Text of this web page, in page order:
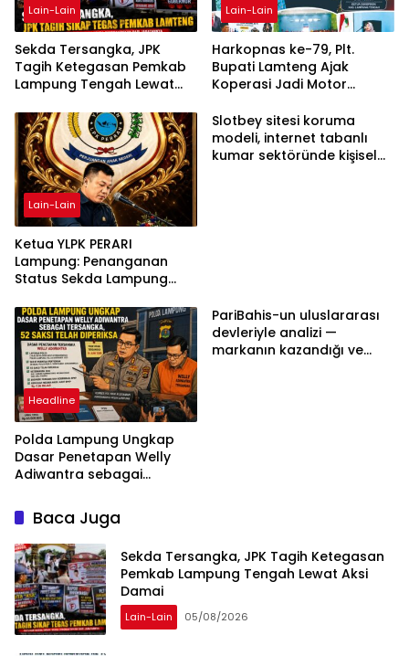
Lain-Lain
Sekda Tersangka, JPK
Tagih Ketegasan Pemkab
Lampung Tengah Lewat
Lain-Lain
Harkopnas ke-79, Plt.
Bupati Lamteng Ajak
Koperasi Jadi Motor
Lain-Lain
Ketua YLPK PERARI
Lampung: Penanganan
Status Sekda Lampung
Berdasarkan Aturan,
Bukan Tekanan Opini
Slotbey sitesi koruma
modeli, internet tabanlı
kumar sektöründe kişisel
Headline
Polda Lampung Ungkap
Dasar Penetapan Welly
Adiwantra sebagai
Diperiksa
PariBahis-un uluslararası
devleriyle analizi —
markanın kazandığı ve
Baca Juga
Sekda Tersangka, JPK Tagih Ketegasan
Pemkab Lampung Tengah Lewat Aksi
Damai
Lain-Lain 05/08/2026